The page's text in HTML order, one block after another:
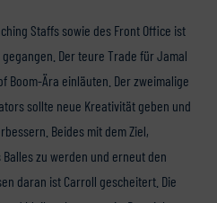
Staffs sowie des Front Office ist
Der teure Trade für Jamal
Boom-Ära einläuten. Der zweimalige
sollte neue Kreativität geben und
Beides mit dem Ziel,
zu werden und erneut den
daran ist Carroll gescheitert. Die